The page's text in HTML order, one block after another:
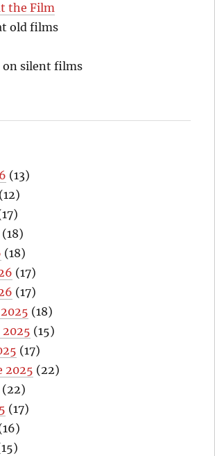
the Film
old films
on silent films
(13)
(12)
(18)
(18)
(17)
(17)
(18)
(15)
(17)
2025 (22)
(22)
(17)